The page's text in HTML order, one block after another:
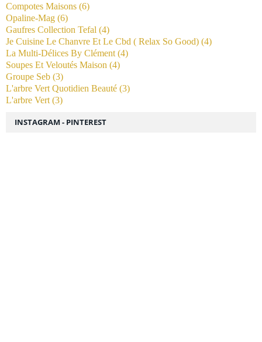
Compotes Maisons (6)
Opaline-Mag (6)
Gaufres Collection Tefal (4)
Je Cuisine Le Chanvre Et Le Cbd ( Relax So Good) (4)
La Multi-Délices By Clément (4)
Soupes Et Veloutés Maison (4)
Groupe Seb (3)
L'arbre Vert Quotidien Beauté (3)
L'arbre Vert (3)
INSTAGRAM - PINTEREST